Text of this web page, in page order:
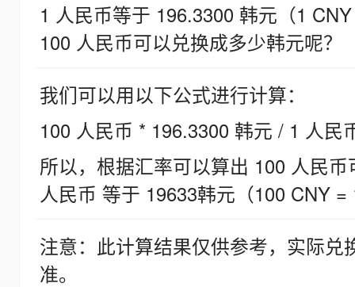
1 人民币等于 196.3300 韩元（1
100 人民币可以兑换成多少韩元呢？
我们可以用以下公式进行计算：
100 人民币 * 196.3300 韩元 / 1 人民
所以，根据汇率可以算出 100 人民
人民币 等于 19633韩元（100 CNY =
注意：此计算结果仅供参考，实际
准。